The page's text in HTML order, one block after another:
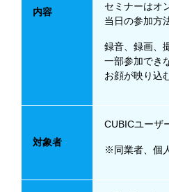
内容
セミナーはオ
当日の参加方
録音、録画、
一部参加でき
お顔が映り込
対象者
CUBICユーザ
※同業者、個